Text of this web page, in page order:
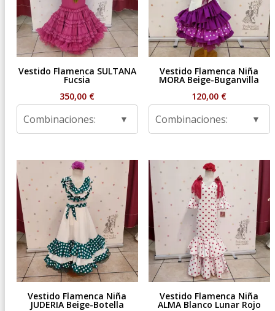
Vestido Flamenca SULTANA
Fucsia
350,00 €
Combinaciones:
Vestido Flamenca Niña
MORA Beige-Buganvilla
120,00 €
Combinaciones:
Vestido Flamenca Niña
JUDERIA Beige-Botella
Vestido Flamenca Niña
ALMA Blanco Lunar Rojo